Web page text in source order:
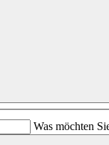
Was möchten